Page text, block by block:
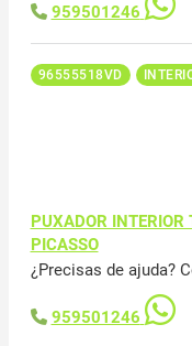
959501246
96555518VD
PUXADOR INTERIOR
PICASSO
¿Precisas de ajuda?
959501246